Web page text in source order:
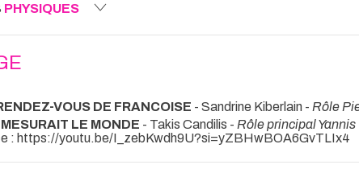
PHYSIQUES
VOUS DE FRANCOISE - Sandrine Kiberlain - Rôle
LE MONDE - Takis Candilis - Rôle principal
: https://youtu.be/I_zebKwdh9U?si=yZBHwBOA6GvTLIx4